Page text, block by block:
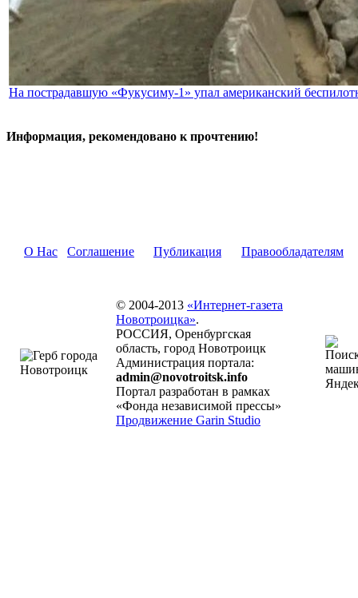
На пострадавшую «Фукусиму-1» упал американский
Информация, рекомендовано к прочтению!
О Нас Соглашение Публикация Правообладателям
© 2004-2013 «Интернет-газета
Новотроицка».
РОССИЯ, Оренбургская
область, город Новотроицк
Администрация портала:
admin@novotroitsk.info
Портал разработан в рамках
«Фонда независимой прессы»
Продвижение Garin Studio